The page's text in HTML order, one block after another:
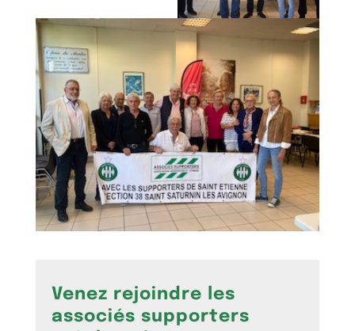
Venez rejoindre les
associés supporters